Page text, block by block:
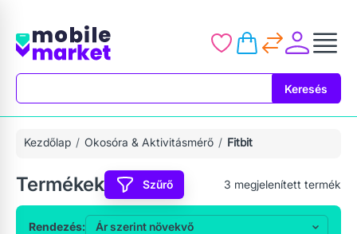
Keresés
Kezdőlap Okosóra & Aktivitásmérő Fitbit
Termékek Szűrő 3 megjelenített termék
Rendezés: